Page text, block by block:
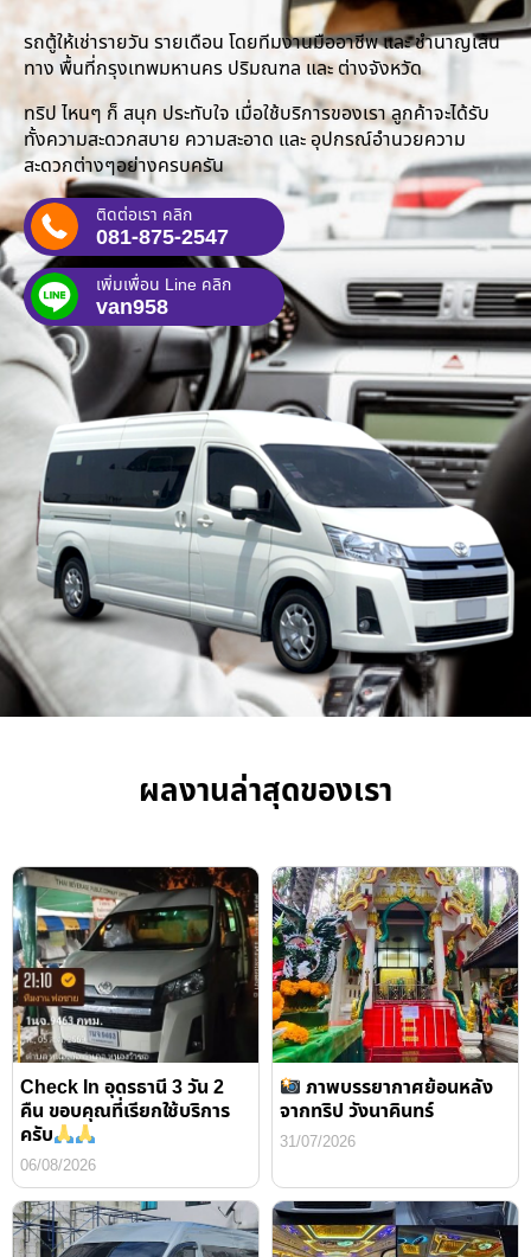
รถตู้ให้เช่ารายวัน รายเดือน โดยทีมงานมืออาชีพ และ ชำนาญเส้น
ทาง พื้นที่กรุงเทพมหานคร ปริมณฑล และ ต่างจังหวัด
ทริป ไหนๆ ก็ สนุก ประทับใจ เมื่อใช้บริการของเรา ลูกค้าจะได้รับ
ทั้งความสะดวกสบาย ความสะอาด และ อุปกรณ์อำนวยความ
สะดวกต่างๆอย่างครบครัน
ติดต่อเรา คลิก
081-875-2547
เพิ่มเพื่อน Line คลิก
van958
ผลงานล่าสุดของเรา
Check In อุดรธานี 3 วัน 2
คืน ขอบคุณที่เรียกใช้บริการ
ครับ
06/08/2026
ภาพบรรยากาศย้อนหลัง
จากทริป วังนาคินทร์
31/07/2026